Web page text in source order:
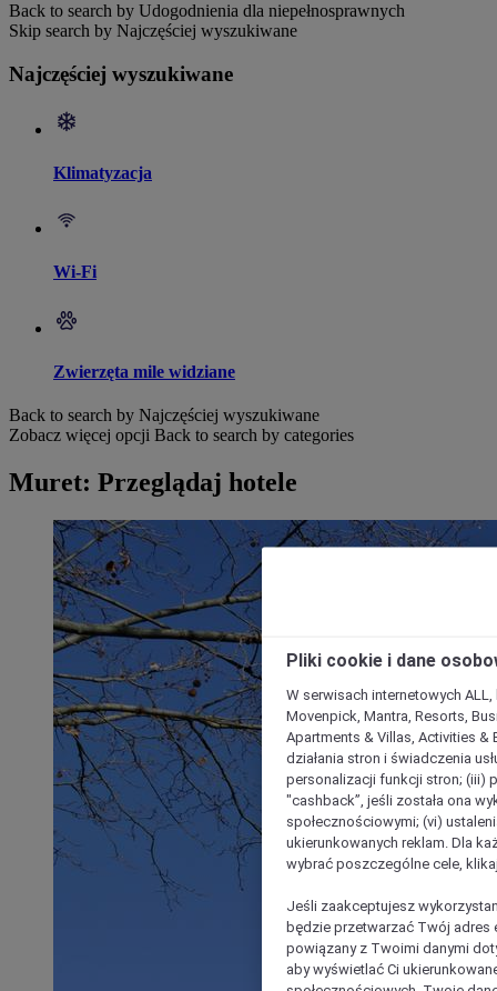
Back to search by Udogodnienia dla niepełnosprawnych
Skip search by Najczęściej wyszukiwane
Najczęściej wyszukiwane
Klimatyzacja
Wi-Fi
Zwierzęta mile widziane
Back to search by Najczęściej wyszukiwane
Zobacz więcej opcji Back to search by categories
Muret: Przeglądaj hotele
Pliki cookie i dane
W serwisach internetowych
Movenpick, Mantra, Resorts,
Apartments & Villas, Activities &
działania stron i świadczenia
personalizacji funkcji stron; (iii)
"cashback”, jeśli została ona
społecznościowymi; (vi)
ukierunkowanych reklam. Dla
wybrać poszczególne cele,
Jeśli zaakceptujesz
będzie przetwarzać Twój adres
powiązany z Twoimi danymi
aby wyświetlać Ci